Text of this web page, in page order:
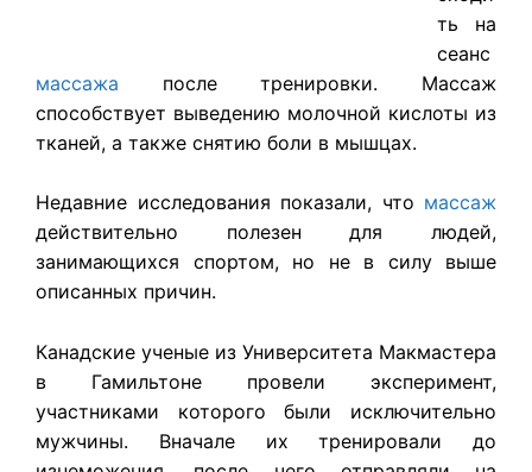
ть на
сеанс
массажа после тренировки. Массаж
способствует выведению молочной кислоты из
тканей, а также снятию боли в мышцах.
Недавние исследования показали, что массаж
действительно полезен для людей,
занимающихся спортом, но не в силу выше
описанных причин.
Канадские ученые из Университета Макмастера
в Гамильтоне провели эксперимент,
участниками которого были исключительно
мужчины. Вначале их тренировали до